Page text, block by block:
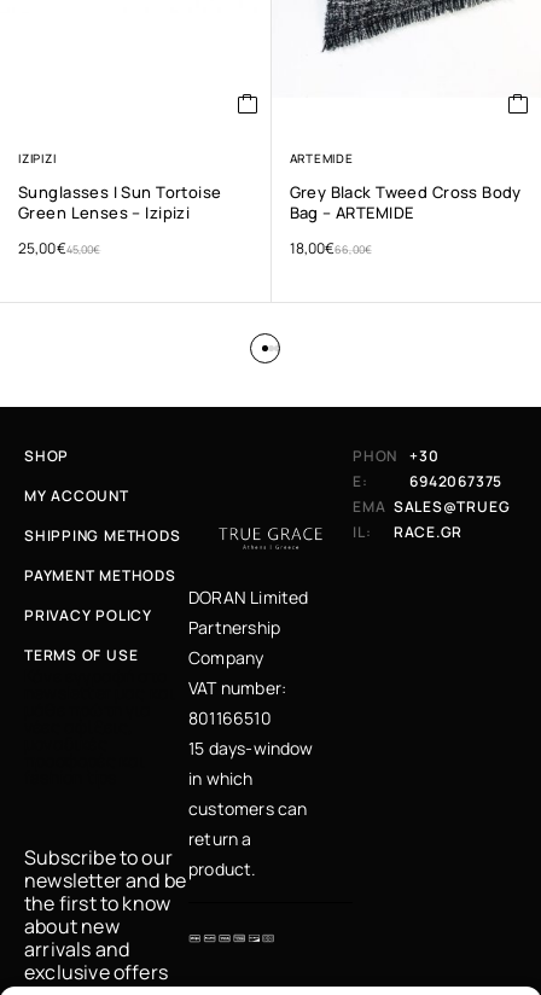
IZIPIZI
Sunglasses I Sun Tortoise
Green Lenses – Izipizi
45,00€
25,00€
ARTEMIDE
Grey Black Tweed Cross Body
Bag – ARTEMIDE
66,00€
18,00€
SHOP
MY ACCOUNT
SHIPPING METHODS
PAYMENT METHODS
PRIVACY POLICY
TERMS OF USE
Subscribe to our
newsletter and be
the first to know
about new
arrivals and
exclusive offers
DORAN Limited
Partnership
Company
VAT number:
801166510
15 days-window
in which
customers can
return a
product.
PHON
E:
+30
6942067375
EMA
IL:
SALES@TRUEG
RACE.GR